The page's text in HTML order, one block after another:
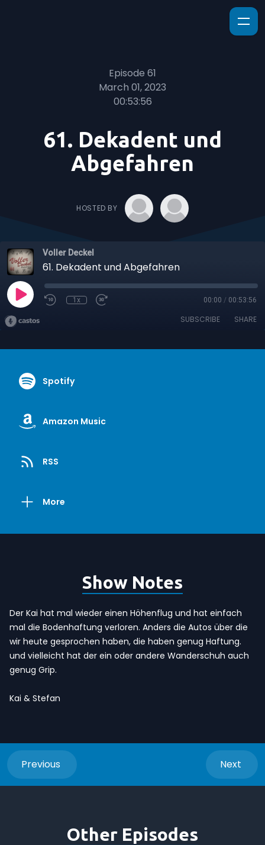
Episode 61
March 01, 2023
00:53:56
61. Dekadent und
Abgefahren
HOSTED BY
Voller Deckel
61. Dekadent und Abgefahren
1x 00:00 / 00:53:56
SUBSCRIBE SHARE
Spotify
Amazon Music
RSS
More
Show Notes
Der Kai hat mal wieder einen Höhenflug und hat einfach
mal die Bodenhaftung verloren. Anders die Autos über die
wir heute gesprochen haben, die haben genug Haftung.
und vielleicht hat der ein oder andere Wanderschuh auch
genug Grip.
Kai & Stefan
Previous Next
Other Episodes